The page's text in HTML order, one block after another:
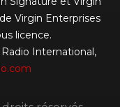
Virgin Enterprises
licence.
International,